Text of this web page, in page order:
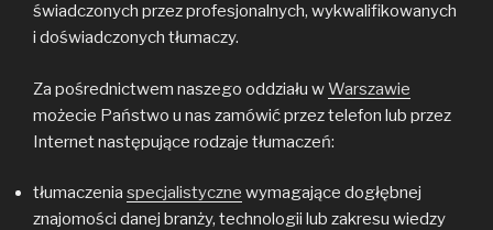
świadczonych przez profesjonalnych, wykwalifikowanych
i doświadczonych tłumaczy.
Za pośrednictwem naszego oddziału wWarszawie
możecie Państwo u nas zamówić przez telefon lub przez
Internet następujące rodzaje tłumaczeń:
tłumaczenia specjalistyczne wymagające dogłębnej
znajomości danej branży, technologii lub zakresu wiedzy